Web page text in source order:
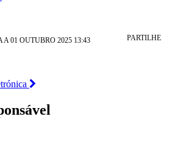
01 OUTUBRO 2025 13:43 PARTILHE